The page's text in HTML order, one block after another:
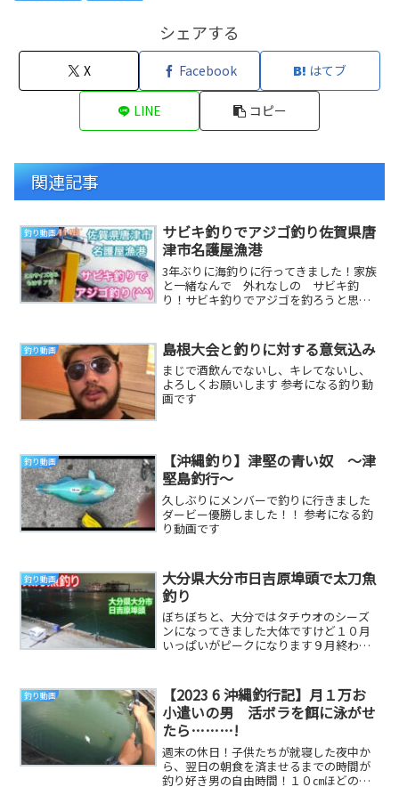
シェアする
X Facebook はてブ
LINE コピー
関連記事
釣り動画
サビキ釣りでアジゴ釣り佐賀県唐
津市名護屋漁港
3年ぶりに海釣りに行ってきました！家族
と一緒なんで 外れなしの サビキ釣
り！サビキ釣りでアジゴを釣ろうと思い
釣り動画 島根大会と釣りに対する意気込み
まじで酒飲んでないし、キレてないし、
よろしくお願いします 参考になる釣り動
画です
釣り動画
【沖縄釣り】津堅の青い奴 ～津
堅島釣行～
久しぶりにメンバーで釣りに行きました
ダービー優勝しました！！ 参考になる釣
り動画です
釣り動画
大分県大分市日吉原埠頭で太刀魚
釣り
ぼちぼちと、大分ではタチウオのシーズ
ンになってきました大体ですけど１０月
いっぱいがピークになります９月終わり
釣り動画
【2023 6 沖縄釣行記】月１万お
小遣いの男 活ボラを餌に泳がせ
たら………!
週末の休日！子供たちが就寝した夜中か
ら、翌日の朝食を済ませるまでの時間が
釣り好き男の自由時間！１０㎝ほどの活